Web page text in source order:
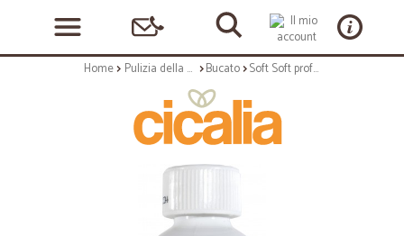
Home Pulizia della casa Bucato Soft Soft profumo concentrato per bucato white musk ml.250